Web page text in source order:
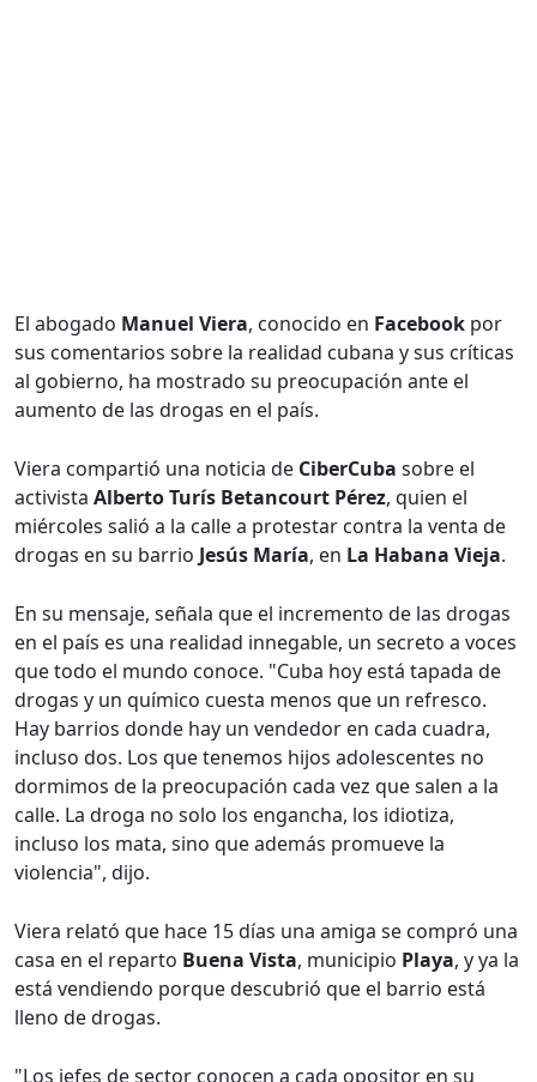
El abogado Manuel Viera, conocido en Facebook por
sus comentarios sobre la realidad cubana y sus críticas
al gobierno, ha mostrado su preocupación ante el
aumento de las drogas en el país.
Viera compartió una noticia de CiberCuba sobre el
activista Alberto Turís Betancourt Pérez, quien el
miércoles salió a la calle a protestar contra la venta de
drogas en su barrio Jesús María, en La Habana Vieja.
En su mensaje, señala que el incremento de las drogas
en el país es una realidad innegable, un secreto a voces
que todo el mundo conoce. "Cuba hoy está tapada de
drogas y un químico cuesta menos que un refresco.
Hay barrios donde hay un vendedor en cada cuadra,
incluso dos. Los que tenemos hijos adolescentes no
dormimos de la preocupación cada vez que salen a la
calle. La droga no solo los engancha, los idiotiza,
incluso los mata, sino que además promueve la
violencia", dijo.
Viera relató que hace 15 días una amiga se compró una
casa en el reparto Buena Vista, municipio Playa, y ya la
está vendiendo porque descubrió que el barrio está
lleno de drogas.
"Los jefes de sector conocen a cada opositor en su